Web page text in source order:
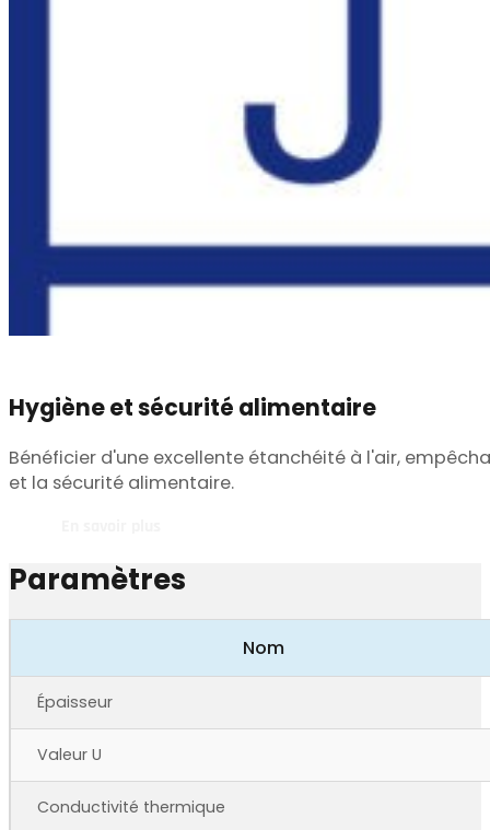
Hygiène et sécurité alimentaire
Bénéficier d'une excellente étanchéité à l'air,
et la sécurité alimentaire.
Paramètres
Nom
Épaisseur
Valeur U
Conductivité thermique